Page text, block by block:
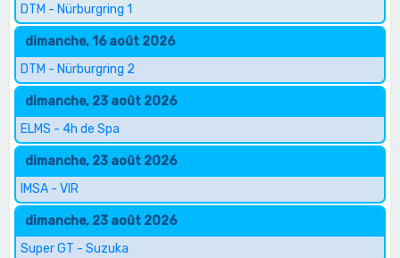
DTM - Nürburgring 1
dimanche, 16 août 2026
DTM - Nürburgring 2
dimanche, 23 août 2026
ELMS - 4h de Spa
dimanche, 23 août 2026
IMSA - VIR
dimanche, 23 août 2026
Super GT - Suzuka